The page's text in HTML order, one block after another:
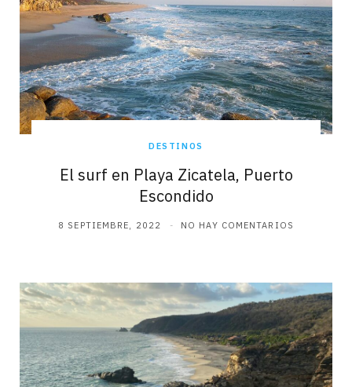
DESTINOS
El surf en Playa Zicatela, Puerto
Escondido
8 SEPTIEMBRE, 2022 NO HAY COMENTARIOS